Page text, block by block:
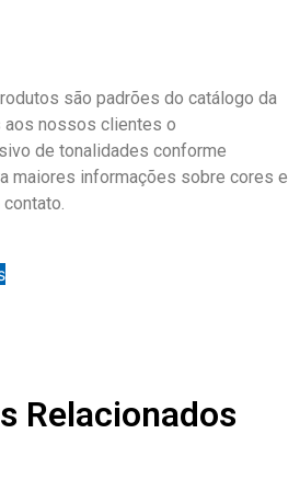
são padrões do catálogo da
aos nossos clientes o
de tonalidades conforme
maiores informações sobre cores e
Relacionados